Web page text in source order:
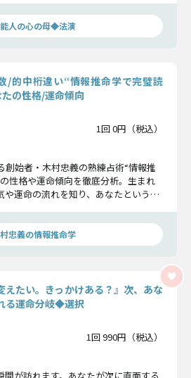
人の心の母◆法演
/的中桁違い“情報推命学で完璧読
の性格/運命傾向
1回 0円（税込）
創始者・木村忠義の熟練占術“情報推
性格や運命傾向を徹底分析。生まれ
運命の流れを知り、あなたという人
忠義の情報推命学
えたい。きっかけある？』次、あな
る運命分岐◆選択
1回 990円（税込）